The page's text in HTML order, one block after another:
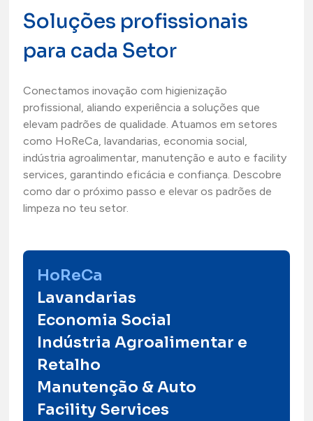
Soluções profissionais
para cada Setor
Conectamos inovação com higienização
profissional, aliando experiência a soluções que
elevam padrões de qualidade. Atuamos em setores
como HoReCa, lavandarias, economia social,
indústria agroalimentar, manutenção e auto e facility
services, garantindo eficácia e confiança. Descobre
como dar o próximo passo e elevar os padrões de
limpeza no teu setor.
HoReCa
Lavandarias
Economia Social
Indústria Agroalimentar e
Retalho
Manutenção & Auto
Facility Services
Higienização
especializada
que eleva a
experiência
Saber Mais